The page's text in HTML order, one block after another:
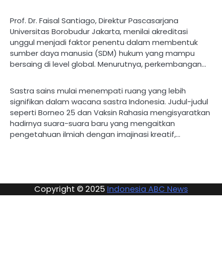
Prof. Dr. Faisal Santiago, Direktur Pascasarjana
Universitas Borobudur Jakarta, menilai akreditasi
unggul menjadi faktor penentu dalam membentuk
sumber daya manusia (SDM) hukum yang mampu
bersaing di level global. Menurutnya, perkembangan…
Sastra sains mulai menempati ruang yang lebih
signifikan dalam wacana sastra Indonesia. Judul-judul
seperti Borneo 25 dan Vaksin Rahasia mengisyaratkan
hadirnya suara-suara baru yang mengaitkan
pengetahuan ilmiah dengan imajinasi kreatif,…
Copyright © 2025 Indonesia ABC News